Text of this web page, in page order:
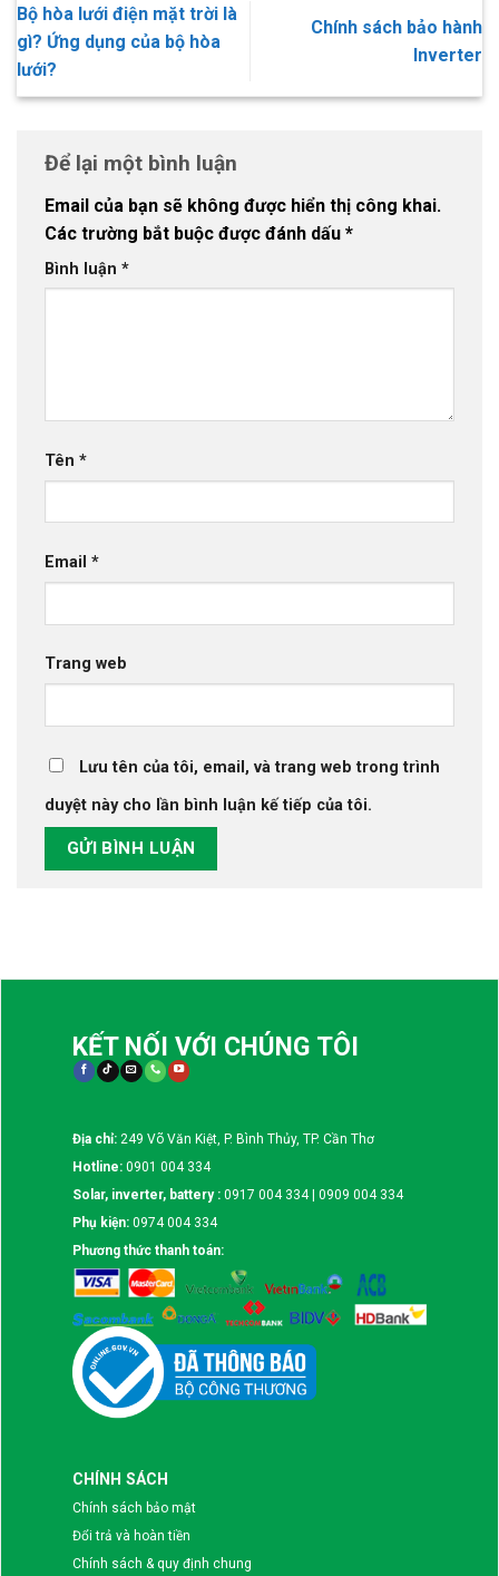
Bộ hòa lưới điện mặt trời là
gì? Ứng dụng của bộ hòa
lưới?
Chính sách bảo hành
Inverter
Để lại một bình luận
Email của bạn sẽ không được hiển thị công khai.
Các trường bắt buộc được đánh dấu *
Bình luận *
Tên *
Email *
Trang web
Lưu tên của tôi, email, và trang web trong trình
duyệt này cho lần bình luận kế tiếp của tôi.
KẾT NỐI VỚI CHÚNG TÔI
Địa chỉ: 249 Võ Văn Kiệt, P. Bình Thủy, TP. Cần Thơ
Hotline: 0901 004 334
Solar, inverter, battery : 0917 004 334 | 0909 004 334
Phụ kiện: 0974 004 334
Phương thức thanh toán:
CHÍNH SÁCH
Chính sách bảo mật
Đổi trả và hoàn tiền
Chính sách & quy định chung